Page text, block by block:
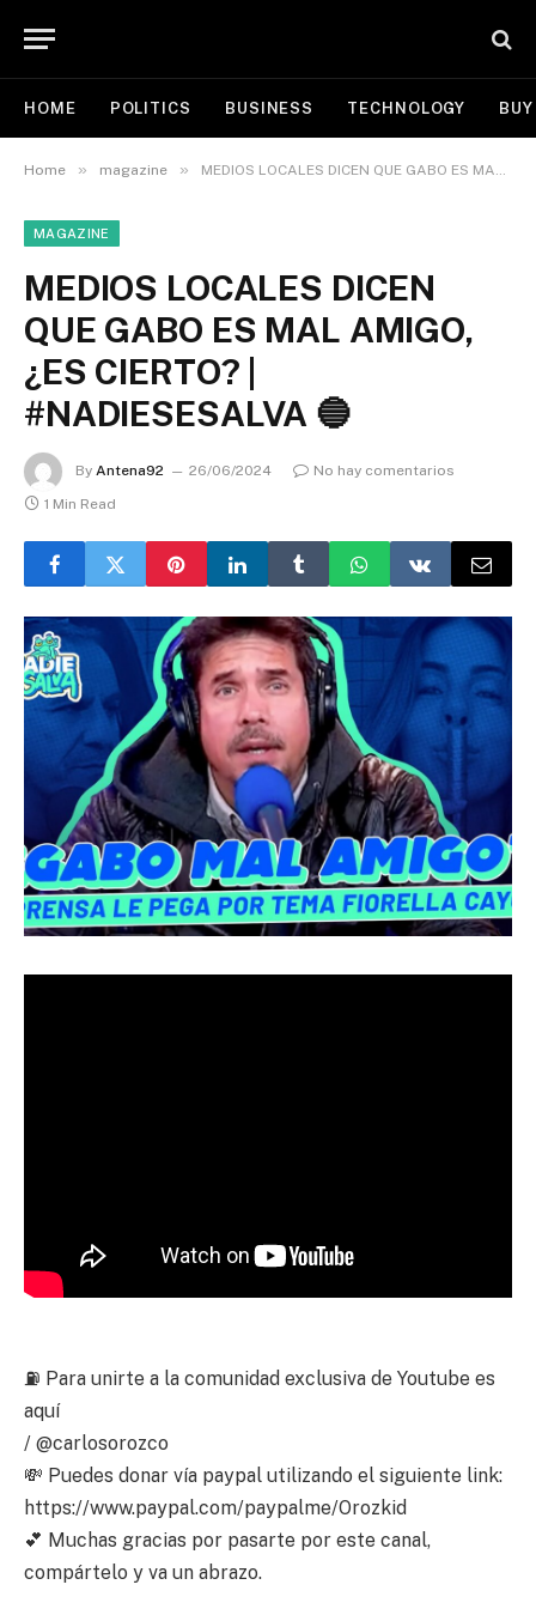
HOME POLITICS BUSINESS TECHNOLOGY
Home » magazine » MEDIOS LOCALES DICEN QUE GABO ES MAL AMIGO, ¿ES CIERTO? | #NADIESESALVA 🔵
MAGAZINE
MEDIOS LOCALES DICEN
QUE GABO ES MAL AMIGO,
¿ES CIERTO? |
#NADIESESALVA 🔵
By Antena92 26/06/2024
No hay comentarios
1 Min Read
⛽ Para unirte a la comunidad exclusiva de Youtube es
aquí
/ @carlosorozco
💸 Puedes donar vía paypal utilizando el siguiente link:
https://www.paypal.com/paypalme/Orozkid
💕 Muchas gracias por pasarte por este canal,
compártelo y va un abrazo.